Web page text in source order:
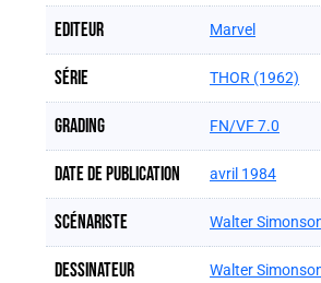
Editeur Marvel
Série THOR (1962)
Grading FN/VF 7.0
Date de publication avril 1984
Scénariste Walter
Dessinateur Walter